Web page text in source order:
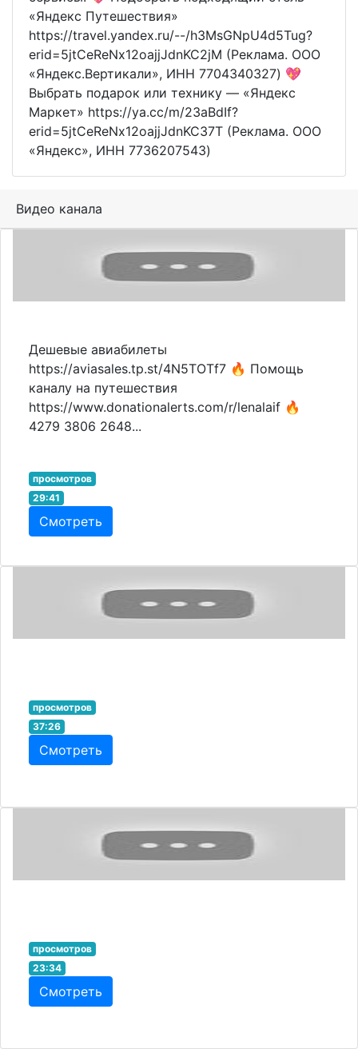
«Яндекс Путешествия»
https://travel.yandex.ru/--/h3MsGNpU4d5Tug?
erid=5jtCeReNx12oajjJdnKC2jM (Реклама. ООО
«Яндекс.Вертикали», ИНН 7704340327) 💖
Выбрать подарок или технику — «Яндекс
Маркет» https://ya.cc/m/23aBdIf?
erid=5jtCeReNx12oajjJdnKC37T (Реклама. ООО
«Яндекс», ИНН 7736207543)
Видео канала
Дешевые авиабилеты
https://aviasales.tp.st/4N5TOTf7 🔥 Помощь
каналу на путешествия
https://www.donationalerts.com/r/lenalaif 🔥
4279 3806 2648...
просмотров
29:41
Смотреть
просмотров
37:26
Смотреть
просмотров
23:34
Смотреть